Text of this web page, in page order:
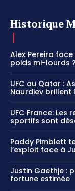
Historique
Alex Pereira
poids mi-lourds ?
UFC au Qatar :
Naurdiev brillent
UFC France:
sportifs sont
Paddy Pimblett
l’exploit face à
Justin Gaethje :
fortune estimée